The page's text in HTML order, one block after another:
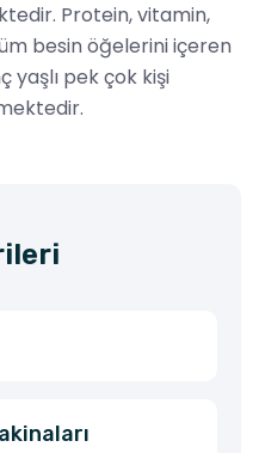
Protein, vitamin,
besin öğelerini içeren
yaşlı pek çok kişi